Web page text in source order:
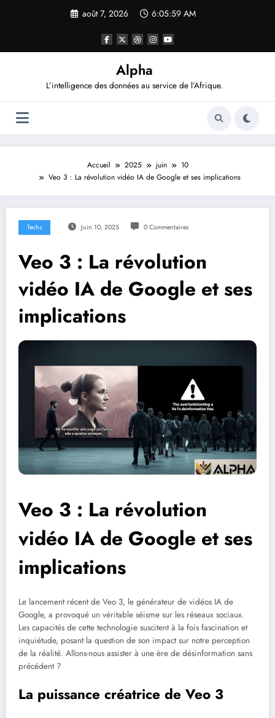
août 7, 2026 6:06:00 AM
Alpha
L’intelligence des données au service de l’Afrique.
Accueil 2025 juin
10
Veo 3 : La révolution vidéo IA de Google et ses implications
Techs Juin 10, 2025 0 Commentaires
Veo 3 : La révolution
vidéo IA de Google et ses
implications
Veo 3 : La révolution
vidéo IA de Google et ses
implications
Le lancement récent de Veo 3, le générateur de vidéos IA de
Google, a provoqué un véritable séisme sur les réseaux sociaux.
Les capacités de cette technologie suscitent à la fois fascination et
inquiétude, posant la question de son impact sur notre perception
de la réalité. Allons-nous assister à une ère de désinformation sans
précédent ?
La puissance créatrice de Veo 3